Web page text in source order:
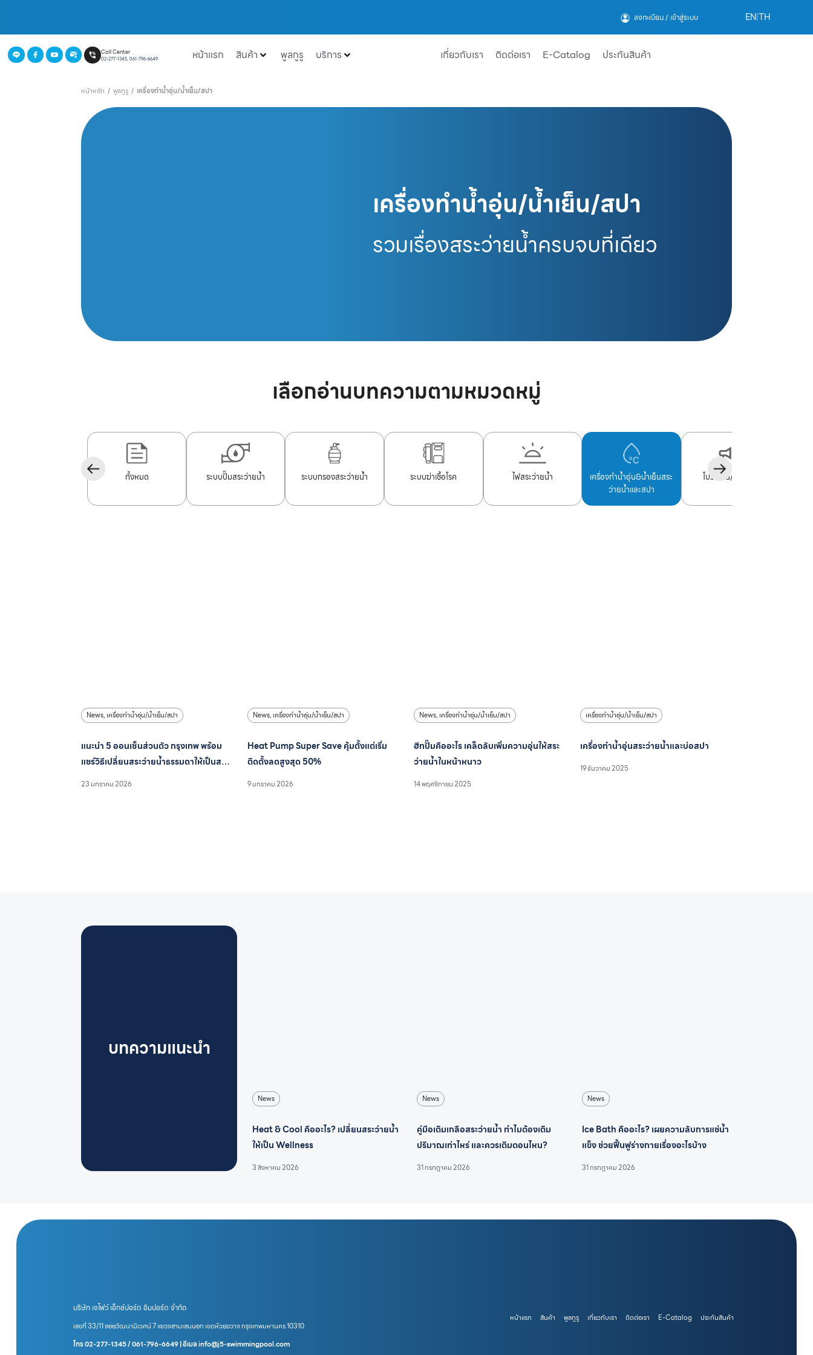
ลงทะเบียน / เข้าสู่ระบบ EN|TH
Call Center
02-277-1345, 061-796-6649 หน้าแรก สินค้า พูลกูรู บริการ เกี่ยวกับเรา ติดต่อเรา E-Catalog ประกันสินค้า
หน้าหลัก / พูลกูรู / เครื่องทำน้ำอุ่น/น้ำเย็น/สปา
เครื่องทำน้ำอุ่น/น้ำเย็น/สปา
รวมเรื่องสระว่ายน้ำครบจบที่เดียว
เลือกอ่านบทความตามหมวดหมู่
ทั้งหมด ระบบปั๊มสระว่ายน้ำ ระบบกรองสระว่ายน้ำ ระบบฆ่าเชื้อโรค ไฟสระว่ายน้ำ
เครื่องทำน้ำอุ่น&น้ำเย็นสระ
ว่ายน้ำและสปา
โปรโมชั่น/ข่าวสาร
News, เครื่องทำน้ำอุ่น/น้ำเย็น/สปา
แนะนำ 5 ออนเซ็นส่วนตัว กรุงเทพ พร้อม
แชร์วิธีเปลี่ยนสระว่ายน้ำธรรมดาให้เป็นสระ
23 มกราคม 2026
News, เครื่องทำน้ำอุ่น/น้ำเย็น/สปา
Heat Pump Super Save คุ้มตั้งแต่เริ่ม
ติดตั้งลดสูงสุด 50%
9 มกราคม 2026
News, เครื่องทำน้ำอุ่น/น้ำเย็น/สปา
ฮีทปั๊มคืออะไร เคล็ดลับเพิ่มความอุ่นให้สระ
ว่ายน้ำในหน้าหนาว
14 พฤศจิกายน 2025
เครื่องทำน้ำอุ่น/น้ำเย็น/สปา
เครื่องทำน้ำอุ่นสระว่ายน้ำและบ่อสปา
19 ธันวาคม 2025
บทความแนะนำ
News
Heat & Cool คืออะไร? เปลี่ยนสระว่ายน้ำ
ให้เป็น Wellness
3 สิงหาคม 2026
News
คู่มือเติมเกลือสระว่ายน้ำ ทำไมต้องเติม
ปริมาณเท่าไหร่ และควรเติมตอนไหน?
31 กรกฎาคม 2026
News
Ice Bath คืออะไร? เผยความลับการแช่น้ำ
แข็ง ช่วยฟื้นฟูร่างกายเรื่องอะไรบ้าง
31 กรกฎาคม 2026
บริษัท เจไฟว์ เอ็กซ์ปอร์ต อิมปอร์ต จำกัด
เลขที่ 33/11 ซอยวัฒนานิเวศน์ 7 แขวงสามเสนนอก เขตห้วยขวาง กรุงเทพมหานคร 10310
โทร 02-277-1345 / 061-796-6649 | อีเมล info@j5-swimmingpool.com
หน้าแรก สินค้า พูลกูรู เกี่ยวกับเรา ติดต่อเรา E-Catalog ประกันสินค้า